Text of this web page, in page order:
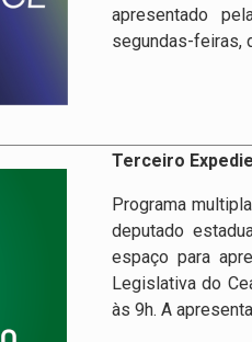
apresentado
segundas-feiras,
Terceiro
Programa
deputado
espaço para
Legislativa do
às 9h. A